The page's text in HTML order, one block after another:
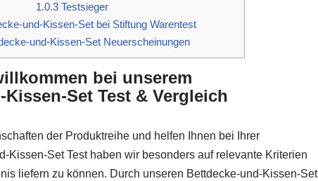
1.0.3Testsieger
und-Kissen-Set bei Stiftung Warentest
und-Kissen-Set Neuerscheinungen
bei unserem
Set Test & Vergleich
der Produktreihe und helfen Ihnen bei Ihrer
Kissen-Set Test haben wir besonders auf relevante Kriterien
liefern zu können. Durch unseren Bettdecke-und-Kissen-Set